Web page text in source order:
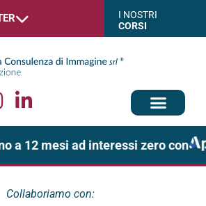
I NOSTRI
CORSI
a 12 mesi ad interessi zero con
Collaboriamo con: